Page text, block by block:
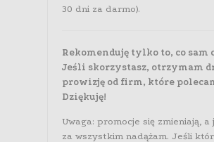
30 dni za darmo).
Rekomenduję tylko to, co sam
Jeśli skorzystasz, otrzymam
prowizję od firm, które
Dziękuję!
Uwaga: promocje się zmieniają, a
za wszystkim nadążam. Jeśli